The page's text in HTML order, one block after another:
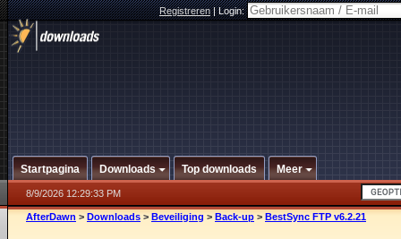
Registreren|Login:
Startpagina Downloads Top downloads Meer
8/9/2026 12:29:33 PM
AfterDawn > Downloads > Beveiliging > Back-up > BestSync FTP v6.2.21